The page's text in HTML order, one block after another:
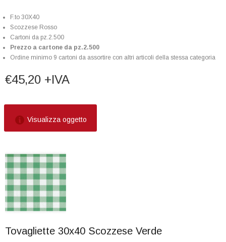
F.to 30X40
Scozzese Rosso
Cartoni da pz.2.500
Prezzo a cartone da pz.2.500
Ordine minimo 9 cartoni da assortire con altri articoli della stessa categoria
€45,20 +IVA
Visualizza oggetto
Tovagliette 30x40 Scozzese Verde